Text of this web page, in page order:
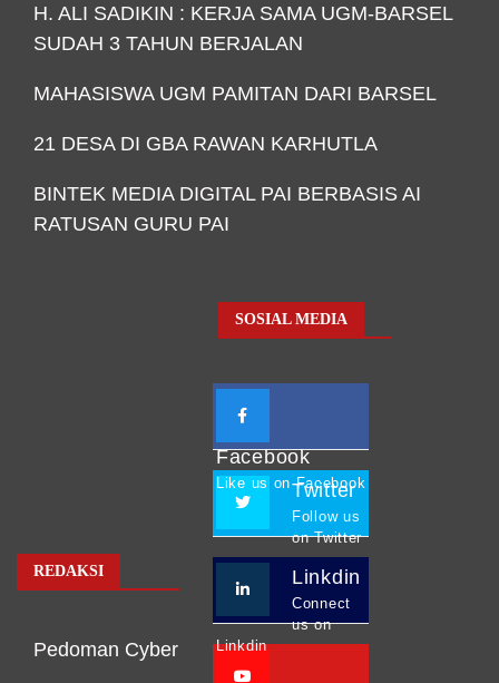
H. ALI SADIKIN : KERJA SAMA UGM-BARSEL
SUDAH 3 TAHUN BERJALAN
MAHASISWA UGM PAMITAN DARI BARSEL
21 DESA DI GBA RAWAN KARHUTLA
BINTEK MEDIA DIGITAL PAI BERBASIS AI
RATUSAN GURU PAI
REDAKSI
Pedoman Cyber
SOSIAL MEDIA
Facebook
Like us on Facebook
Twitter
Follow us
on Twitter
Linkdin
Connect
us on
Linkdin